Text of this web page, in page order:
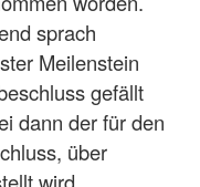
sprach
Meilenstein
gefällt
dann der für den
über